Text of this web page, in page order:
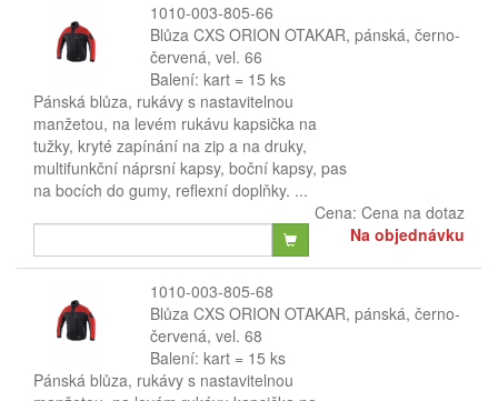
1010-003-805-66
Blůza CXS ORION OTAKAR, pánská, černo-
červená, vel. 66
Balení: kart = 15 ks
Pánská blůza, rukávy s nastavitelnou
manžetou, na levém rukávu kapsička na
tužky, kryté zapínání na zip a na druky,
multifunkční náprsní kapsy, boční kapsy, pas
na bocích do gumy, reflexní doplňky. ...
Cena: Cena na dotaz
Na objednávku
1010-003-805-68
Blůza CXS ORION OTAKAR, pánská, černo-
červená, vel. 68
Balení: kart = 15 ks
Pánská blůza, rukávy s nastavitelnou